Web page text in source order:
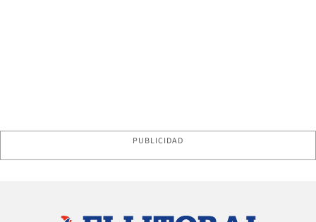
PUBLICIDAD